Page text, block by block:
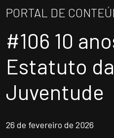
Entregas e Soluções
Pensamento Inovador
PROFISSIONAIS
ÁREAS DE ATUAÇÃO
ATUAÇÃO INTERNACIONAL
PORTAL DE
#106 10
Estatuto da
Juventude
26 de fevereiro de 2026